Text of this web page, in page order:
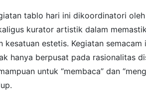
tablo hari ini dikoordinatori
kurator artistik dalam
kesatuan estetis. Kegiatan
hanya berpusat pada rasionalitas
untuk “membaca” dan